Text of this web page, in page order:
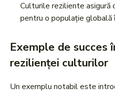
Culturile reziliente
pentru o populație globală
Exemple de succes
rezilienței culturilor
Un exemplu notabil este